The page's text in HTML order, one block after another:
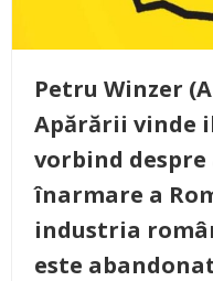
Petru Winzer
Apărării vinde
vorbind despre
înarmare a
industria
este